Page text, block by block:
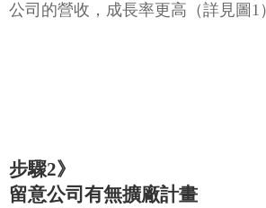
公司的營收，成長率更高（詳見圖1
步驟2》
留意公司有無擴廠計畫